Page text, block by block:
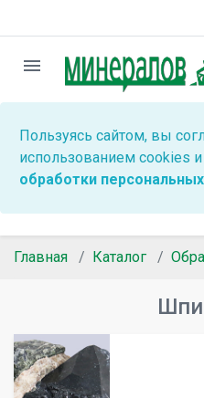
menu
Пользуясь сайтом, вы
использованием cookies и
обработки
Главная Каталог